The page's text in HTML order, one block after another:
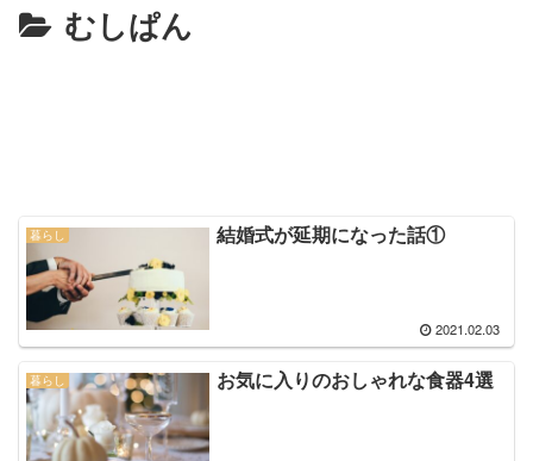
むしぱん
暮らし 結婚式が延期になった話①
2021.02.03
暮らし お気に入りのおしゃれな食器4選